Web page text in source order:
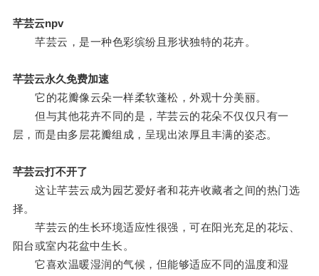
芊芸云npv
芊芸云，是一种色彩缤纷且形状独特的花卉。
芊芸云永久免费加速
它的花瓣像云朵一样柔软蓬松，外观十分美丽。
但与其他花卉不同的是，芊芸云的花朵不仅仅只有一
层，而是由多层花瓣组成，呈现出浓厚且丰满的姿态。
芊芸云打不开了
这让芊芸云成为园艺爱好者和花卉收藏者之间的热门选
择。
芊芸云的生长环境适应性很强，可在阳光充足的花坛、
阳台或室内花盆中生长。
它喜欢温暖湿润的气候，但能够适应不同的温度和湿